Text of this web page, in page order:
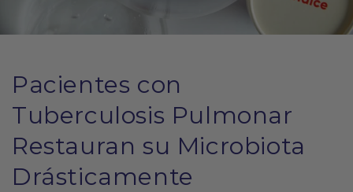
Pacientes con
Tuberculosis Pulmonar
Restauran su Microbiota
Drásticamente